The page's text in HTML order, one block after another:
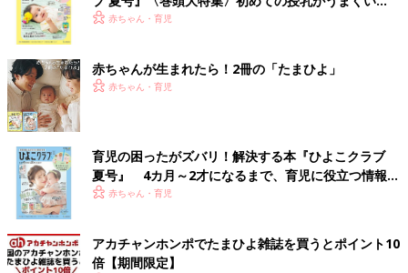
く！ おっぱい・ミルクの基本と夏のトラブル 解決テ
赤ちゃん・育児
赤ちゃんが生まれたら！2冊の「たまひよ」
赤ちゃん・育児
育児の困ったがズバリ！解決する本『ひよこクラブ
夏号』 4カ月～2才になるまで、育児に役立つ情報が
いっぱい！
赤ちゃん・育児
アカチャンホンポでたまひよ雑誌を買うとポイント10
倍【期間限定】